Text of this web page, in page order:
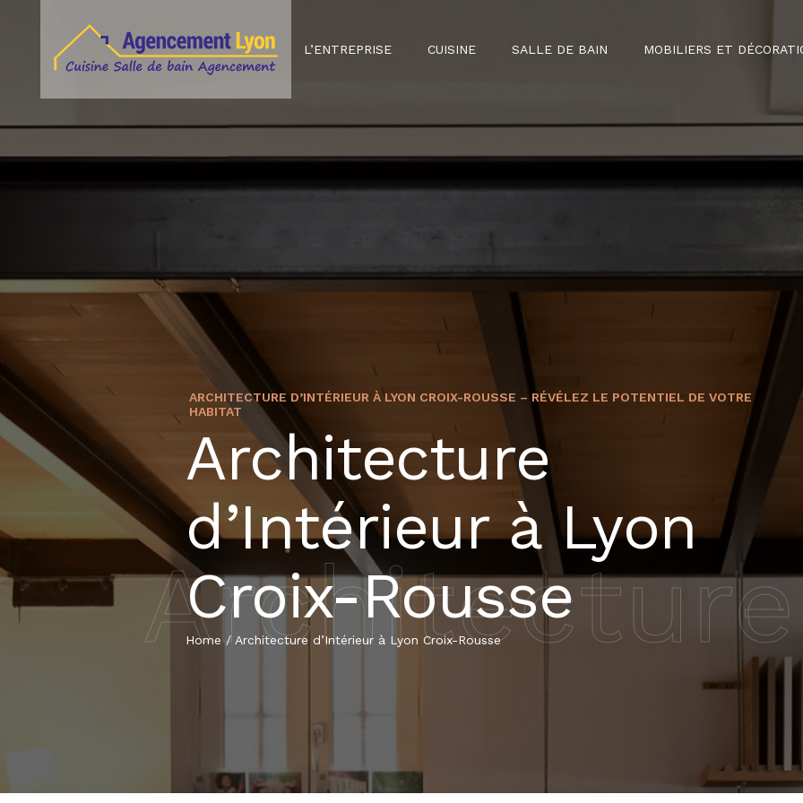
L’ENTREPRISE CUISINE SALLE DE BAIN MOBILIERS ET
ARCHITECTURE D’INTÉRIEUR À LYON CROIX-ROUSSE – RÉVÉLEZ LE POTENTIEL DE VOTRE
HABITAT
Architecture
d’Intérieur à Lyon
Croix-Rousse
Home/ Architecture d’Intérieur à Lyon Croix-Rousse